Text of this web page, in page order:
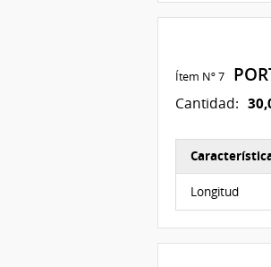
Ítem Nº 7
Cantidad:
Longitud